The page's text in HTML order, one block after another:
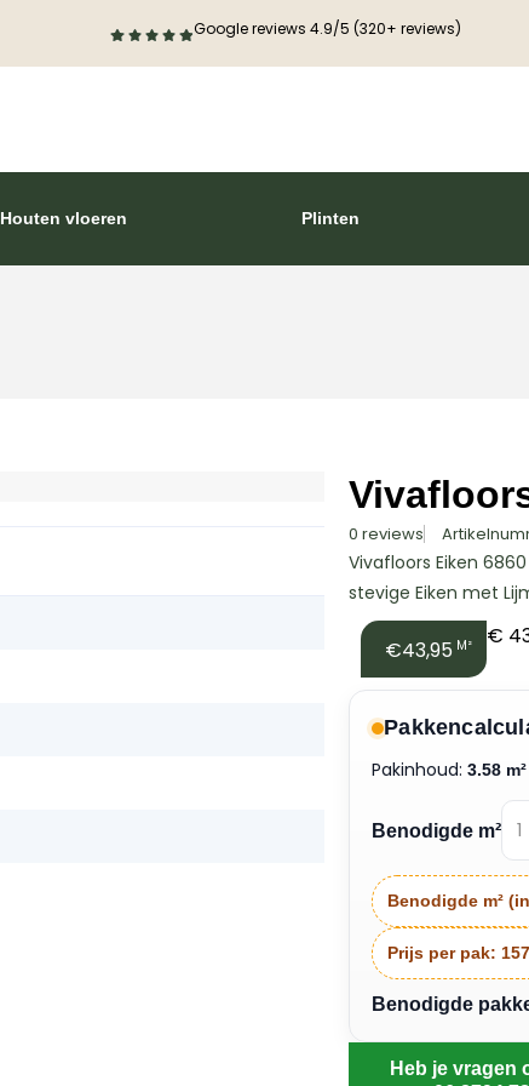
Google reviews 4.9/5 (320+ reviews)
Houten vloeren Plinten
0 reviews
Vivafloors Eiken
stevige Eiken met
€43,95 M² €
Pakinhoud:3.58 m²
Benodigde m²
Benodigde m²
Prijs per pak:
Benodigde
Heb je vragen